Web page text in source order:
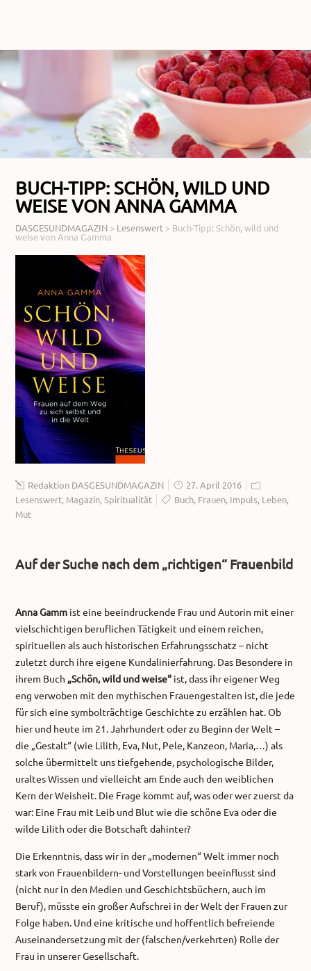
BUCH-TIPP: SCHÖN, WILD UND
WEISE VON ANNA GAMMA
DASGESUNDMAGAZIN > Lesenswert > Buch-Tipp: Schön, wild und
weise von Anna Gamma
Redaktion DASGESUNDMAGAZIN
27. April 2016
Lesenswert, Magazin,Spiritualität Buch, Frauen, Impuls, Leben,
Mut
Auf der Suche nach dem „richtigen“ Frauenbild
Anna Gamm ist eine beeindruckende Frau und Autorin mit einer
vielschichtigen beruflichen Tätigkeit und einem reichen,
spirituellen als auch historischen Erfahrungsschatz – nicht
zuletzt durch ihre eigene Kundalinierfahrung. Das Besondere in
ihrem Buch „Schön, wild und weise“ ist, dass ihr eigener Weg
eng verwoben mit den mythischen Frauengestalten ist, die jede
für sich eine symbolträchtige Geschichte zu erzählen hat. Ob
hier und heute im 21. Jahrhundert oder zu Beginn der Welt –
die „Gestalt“ (wie Lilith, Eva, Nut, Pele, Kanzeon, Maria,…) als
solche übermittelt uns tiefgehende, psychologische Bilder,
uraltes Wissen und vielleicht am Ende auch den weiblichen
Kern der Weisheit. Die Frage kommt auf, was oder wer zuerst da
war: Eine Frau mit Leib und Blut wie die schöne Eva oder die
wilde Lilith oder die Botschaft dahinter?
Die Erkenntnis, dass wir in der „modernen“ Welt immer noch
stark von Frauenbildern- und Vorstellungen beeinflusst sind
(nicht nur in den Medien und Geschichtsbüchern, auch im
Beruf), müsste ein großer Aufschrei in der Welt der Frauen zur
Folge haben. Und eine kritische und hoffentlich befreiende
Auseinandersetzung mit der (falschen/verkehrten) Rolle der
Frau in unserer Gesellschaft.